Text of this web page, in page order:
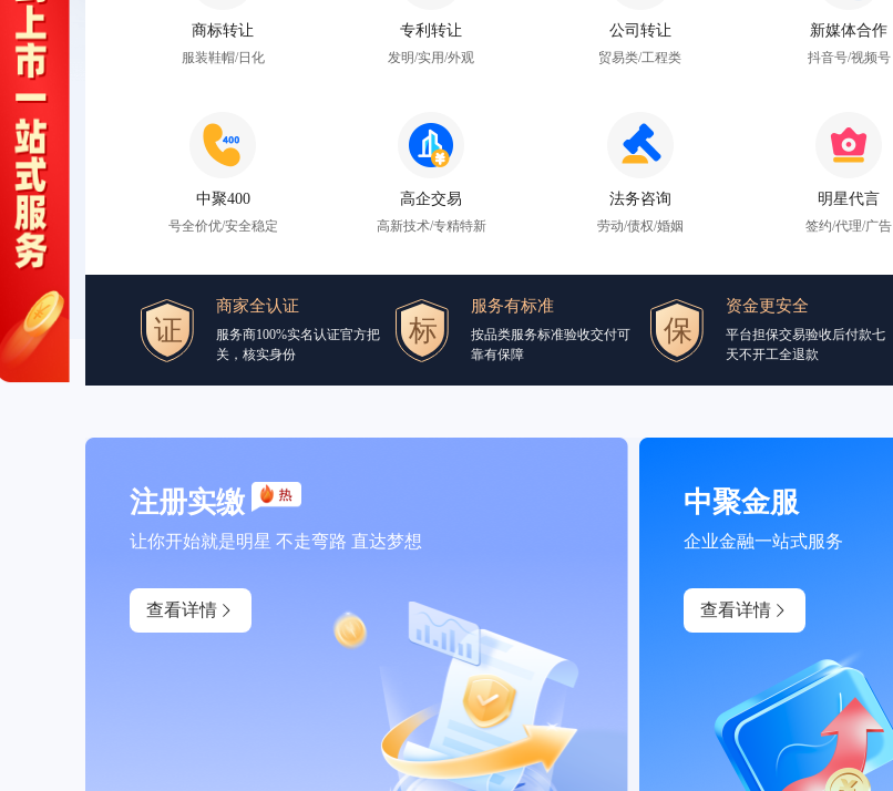
商标转让
服装鞋帽/日化
专利转让
发明/实用/外观
公司转让
贸易类/工程类
新媒体合作
抖音号/视频号
中聚400
号全价优/安全稳定
高企交易
高新技术/专精特新
法务咨询
劳动/债权/婚姻
明星代言
签约/代理/广告
商家全认证
服务商100%实名认证官方把
关，核实身份
服务有标准
按品类服务标准验收交付可
靠有保障
资金更安全
平台担保交易验收后付款七
天不开工全退款
注册实缴
让你开始就是明星 不走弯路 直达梦想
查看详情
中聚金服
企业金融一站式服务
查看详情